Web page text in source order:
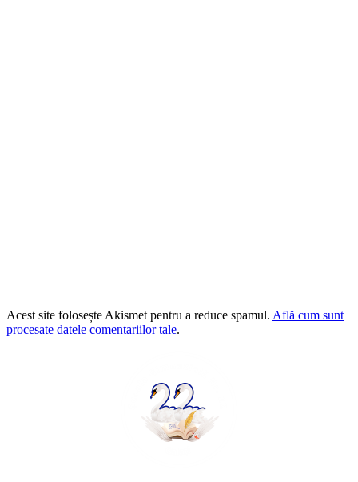
Acest site folosește Akismet pentru a reduce spamul. Află cum sunt
procesate datele comentariilor tale.